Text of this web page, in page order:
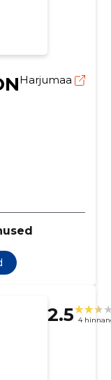
Harjumaa
2.5 4